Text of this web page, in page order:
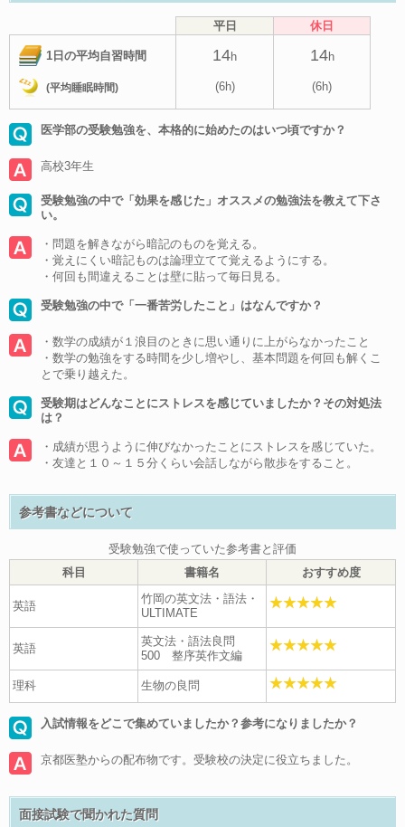
平日 休日
1日の平均自習時間 14h 14h
(平均睡眠時間) (6h) (6h)
医学部の受験勉強を、本格的に始めたのはいつ頃ですか？
高校3年生
受験勉強の中で「効果を感じた」オススメの勉強法を教えて下さ
い。
・問題を解きながら暗記のものを覚える。
・覚えにくい暗記ものは論理立てて覚えるようにする。
・何回も間違えることは壁に貼って毎日見る。
受験勉強の中で「一番苦労したこと」はなんですか？
・数学の成績が１浪目のときに思い通りに上がらなかったこと
・数学の勉強をする時間を少し増やし、基本問題を何回も解くこ
とで乗り越えた。
受験期はどんなことにストレスを感じていましたか？その対処法
は？
・成績が思うように伸びなかったことにストレスを感じていた。
・友達と１０～１５分くらい会話しながら散歩をすること。
参考書などについて
受験勉強で使っていた参考書と評価
科目
書籍名 おすすめ度
英語
竹岡の英文法・語法・
ULTIMATE
英語
英文法・語法良問
500 整序英作文編
理科 生物の良問
入試情報をどこで集めていましたか？参考になりましたか？
京都医塾からの配布物です。受験校の決定に役立ちました。
面接試験で聞かれた質問